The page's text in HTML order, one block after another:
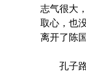
志气很大
取心，也
离开了陈国
孔子路